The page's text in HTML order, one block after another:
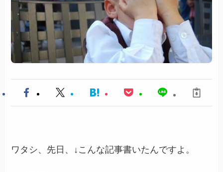
ワタシ、先日、↓こんな記事書いたんですよ。